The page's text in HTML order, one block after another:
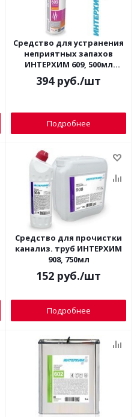
Средство для устранения
неприятных запахов
ИНТЕРХИМ 609, 500мл
(антизапах)
394руб./шт
Подробнее
Средство для прочистки
канализ. труб ИНТЕРХИМ
908, 750мл
152 руб./шт
Подробнее